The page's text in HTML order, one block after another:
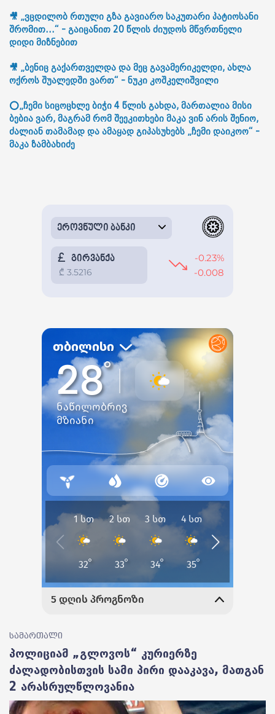
🎥 „ვცდილობ რთული გზა გავიარო საკუთარი პატიოსანი
შრომით...“ - გაიცანით 20 წლის ძიუდოს მწვრთნელი
დიდი მიზნებით
🎥 „ბენიც გაქართველდა და მეც გავამერიკელდი, ახლა
ოქროს შუალედში ვართ“ - ნუკი კოშკელიშვილი
⭕„ჩემი სიცოცხლე ბიჭი 4 წლის გახდა, მართალია მისი
ბებია ვარ, მაგრამ რომ შეეკითხები მაკა ვინ არის შენიო,
ძალიან თამამად და ამაყად გიპასუხებს „ჩემი დაიკოო“ -
მაკა ზამბახიძე
სამართალი
პოლიციამ „გლოვოს“ კურიერზე
ძალადობისთვის სამი პირი დააკავა, მათგან
2 არასრულწლოვანია